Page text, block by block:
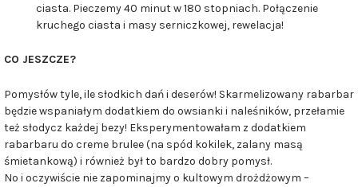
ciasta. Pieczemy 40 minut w 180 stopniach. Połączenie
kruchego ciasta i masy serniczkowej, rewelacja!
CO JESZCZE?
Pomysłów tyle, ile słodkich dań i deserów! Skarmelizowany rabarbar
będzie wspaniałym dodatkiem do owsianki i naleśników, przełamie
też słodycz każdej bezy! Eksperymentowałam z dodatkiem
rabarbaru do creme brulee (na spód kokilek, zalany masą
śmietankową) i również był to bardzo dobry pomysł.
No i oczywiście nie zapominajmy o kultowym drożdżowym –